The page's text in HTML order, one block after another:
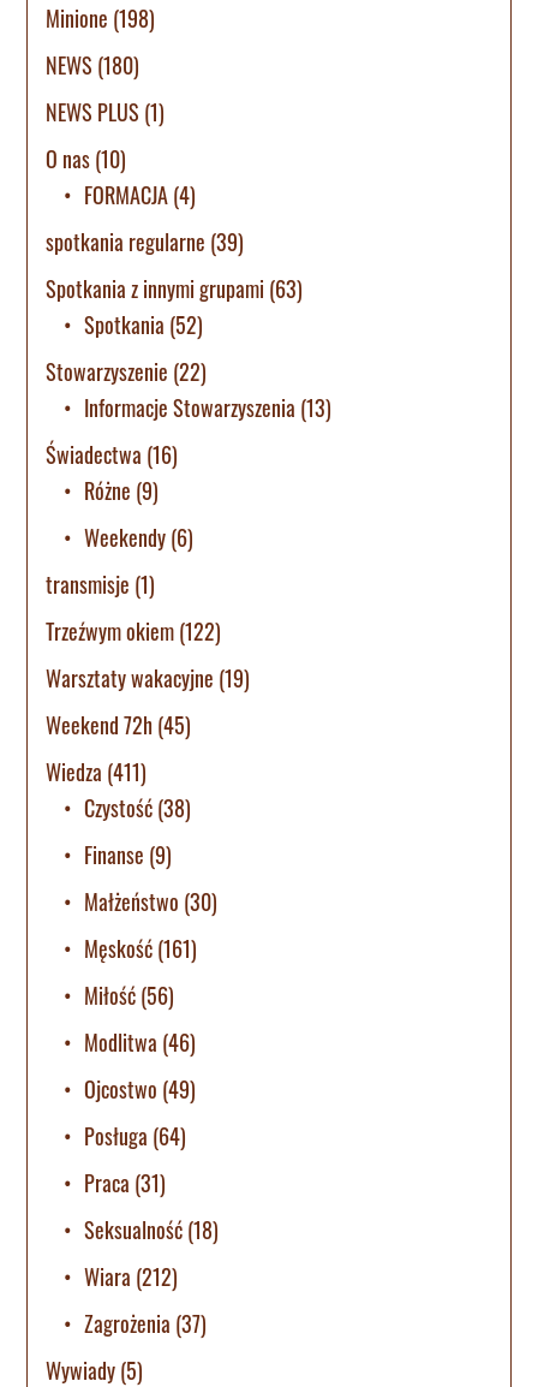
Minione (198)
NEWS (180)
NEWS PLUS (1)
O nas(10)
FORMACJA(4)
spotkania regularne (39)
Spotkania z innymi grupami (63)
Spotkania (52)
Stowarzyszenie (22)
Informacje Stowarzyszenia (13)
Świadectwa (16)
Różne (9)
Weekendy(6)
transmisje (1)
Trzeźwym okiem(122)
Warsztaty wakacyjne (19)
Weekend 72h(45)
Wiedza (411)
Czystość(38)
Finanse (9)
Małżeństwo (30)
Męskość(161)
Miłość(56)
Modlitwa (46)
Ojcostwo (49)
Posługa (64)
Praca (31)
Seksualność(18)
Wiara (212)
Zagrożenia (37)
Wywiady(5)